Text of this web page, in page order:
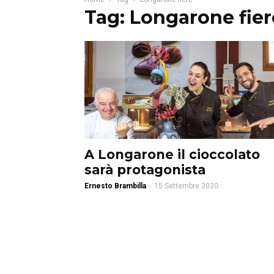
Tag: Longarone
A Longarone il cioccolato
sarà protagonista
Ernesto Brambilla - 15 Settembre 2020